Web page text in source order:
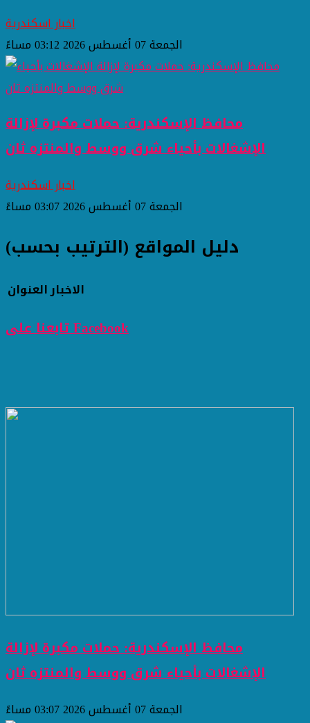
اخبار اسكندرية
الجمعة 07 أغسطس 2026 03:12 مساءً
محافظ الإسكندرية: حملات مكبرة لإزالة
الإشغالات بأحياء شرق ووسط والمنتزه ثان
اخبار اسكندرية
الجمعة 07 أغسطس 2026 03:07 مساءً
دليل المواقع (الترتيب بحسب)
العنوانالاخبار
تابعنا على Facebook
محافظ الإسكندرية: حملات مكبرة لإزالة
الإشغالات بأحياء شرق ووسط والمنتزه ثان
الجمعة 07 أغسطس 2026 03:07 مساءً